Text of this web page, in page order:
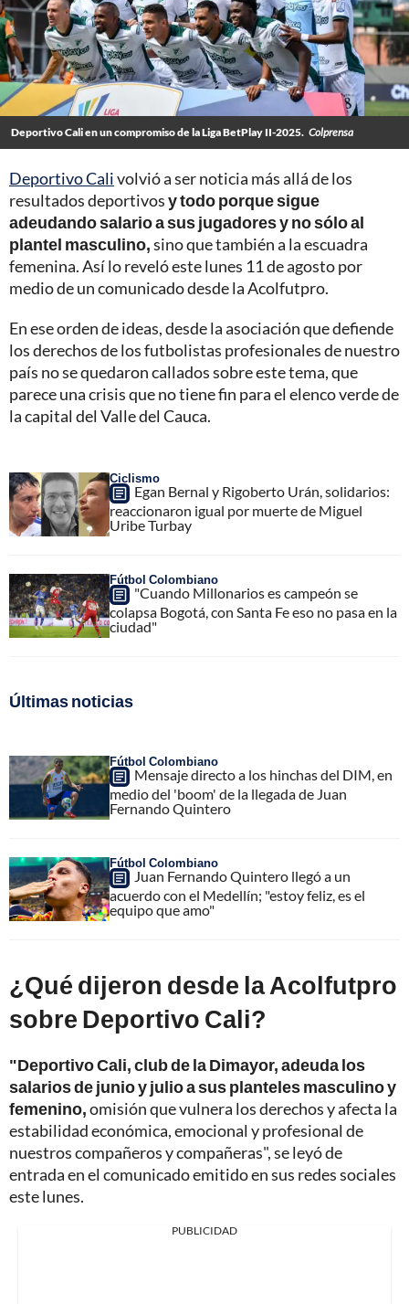
Deportivo Cali en un compromiso de la Liga BetPlay II-2025. Colprensa
Deportivo Calivolvió a ser noticia más allá de los
resultados deportivosy todo porque sigue
adeudando salario a sus jugadores y no sólo al
plantel masculino,sino que también a la escuadra
femenina. Así lo reveló este lunes 11 de agosto por
medio de un comunicado desde la Acolfutpro.
En ese orden de ideas, desde la asociación que defiende
los derechos de los futbolistas profesionales de nuestro
país no se quedaron callados sobre este tema, que
parece una crisis que no tiene fin para el elenco verde de
la capital del Valle del Cauca.
Ciclismo
Egan Bernal y Rigoberto Urán, solidarios:
reaccionaron igual por muerte de Miguel
Uribe Turbay
Fútbol Colombiano
"Cuando Millonarios es campeón se
colapsa Bogotá, con Santa Fe eso no pasa en la
ciudad"
Últimas noticias
Fútbol Colombiano
Mensaje directo a los hinchas del DIM, en
medio del 'boom' de la llegada de Juan
Fernando Quintero
Fútbol Colombiano
Juan Fernando Quintero llegó a un
acuerdo con el Medellín; "estoy feliz, es el
equipo que amo"
¿Qué dijeron desde la Acolfutpro
sobre Deportivo Cali?
"Deportivo Cali, club de la Dimayor, adeuda los
salarios de junio y julio a sus planteles masculino y
femenino,omisión que vulnera los derechos y afecta la
estabilidad económica, emocional y profesional de
nuestros compañeros y compañeras", se leyó de
entrada en el comunicado emitido en sus redes sociales
este lunes.
PUBLICIDAD